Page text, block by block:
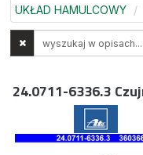
UKŁAD HAMULCOWY
24.0711-6336.3